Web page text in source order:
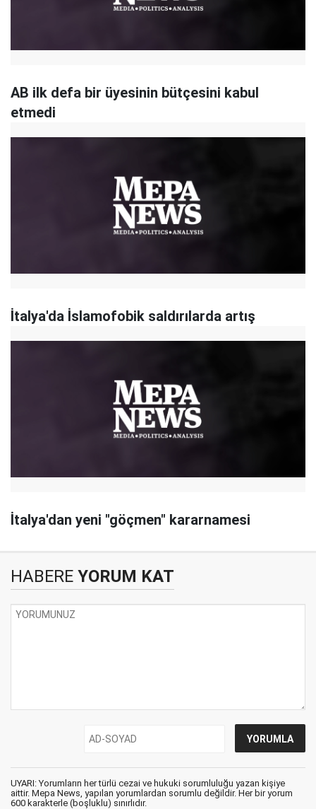
AB ilk defa bir üyesinin bütçesini kabul
etmedi
İtalya'da İslamofobik saldırılarda artış
İtalya'dan yeni "göçmen" kararnamesi
HABERE YORUM KAT
UYARI: Yorumların her türlü cezai ve hukuki sorumluluğu yazan kişiye
aittir. Mepa News, yapılan yorumlardan sorumlu değildir. Her bir yorum
600 karakterle (boşluklu) sınırlıdır.